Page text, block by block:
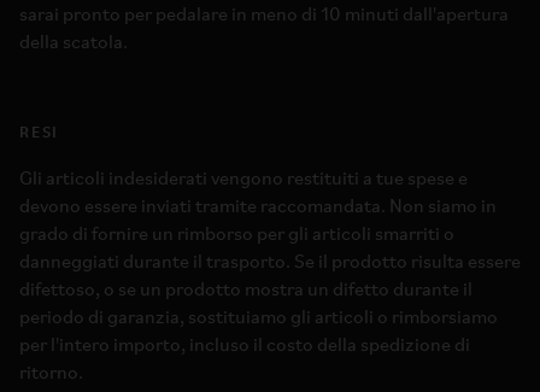
sarai pronto per pedalare in meno di 10 minuti dall'apertura
della scatola.
RESI
Gli articoli indesiderati vengono restituiti a tue spese e
devono essere inviati tramite raccomandata. Non siamo in
grado di fornire un rimborso per gli articoli smarriti o
danneggiati durante il trasporto. Se il prodotto risulta essere
difettoso, o se un prodotto mostra un difetto durante il
periodo di garanzia, sostituiamo gli articoli o rimborsiamo
per l'intero importo, incluso il costo della spedizione di
ritorno.